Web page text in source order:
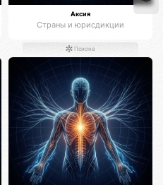
Аксия
Страны и юрисдикции
Псиона